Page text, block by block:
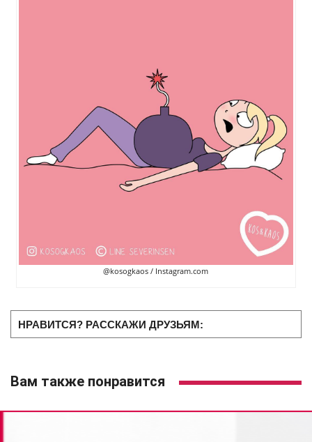
@kosogkaos / Instagram.com
НРАВИТСЯ? РАССКАЖИ ДРУЗЬЯМ:
Вам также понравится